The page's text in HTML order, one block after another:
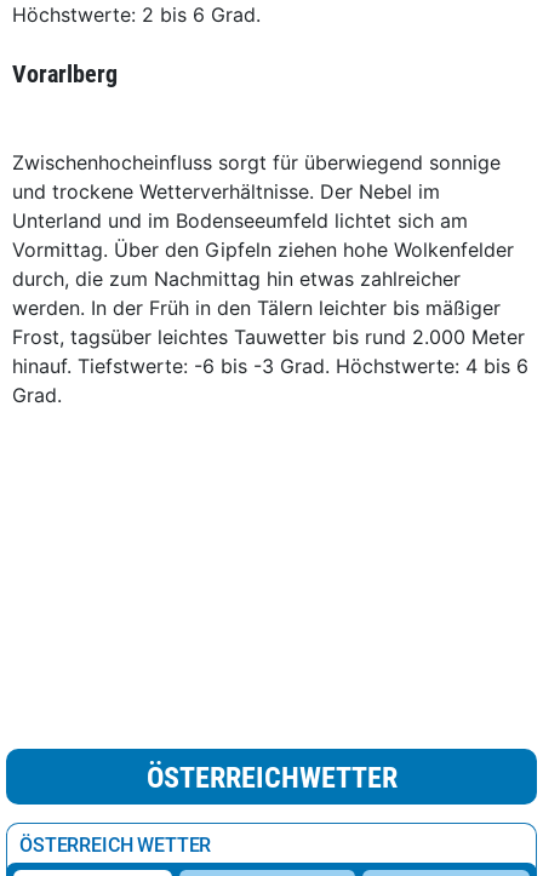
Höchstwerte: 2 bis 6 Grad.
Vorarlberg
Zwischenhocheinfluss sorgt für überwiegend sonnige
und trockene Wetterverhältnisse. Der Nebel im
Unterland und im Bodenseeumfeld lichtet sich am
Vormittag. Über den Gipfeln ziehen hohe Wolkenfelder
durch, die zum Nachmittag hin etwas zahlreicher
werden. In der Früh in den Tälern leichter bis mäßiger
Frost, tagsüber leichtes Tauwetter bis rund 2.000 Meter
hinauf. Tiefstwerte: -6 bis -3 Grad. Höchstwerte: 4 bis 6
Grad.
ÖSTERREICHWETTER
ÖSTERREICH WETTER